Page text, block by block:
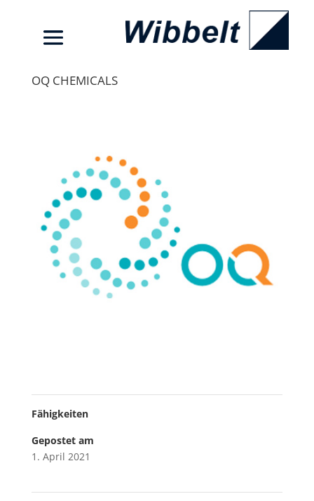
OQ CHEMICALS
Fähigkeiten
Gepostet am
1. April 2021